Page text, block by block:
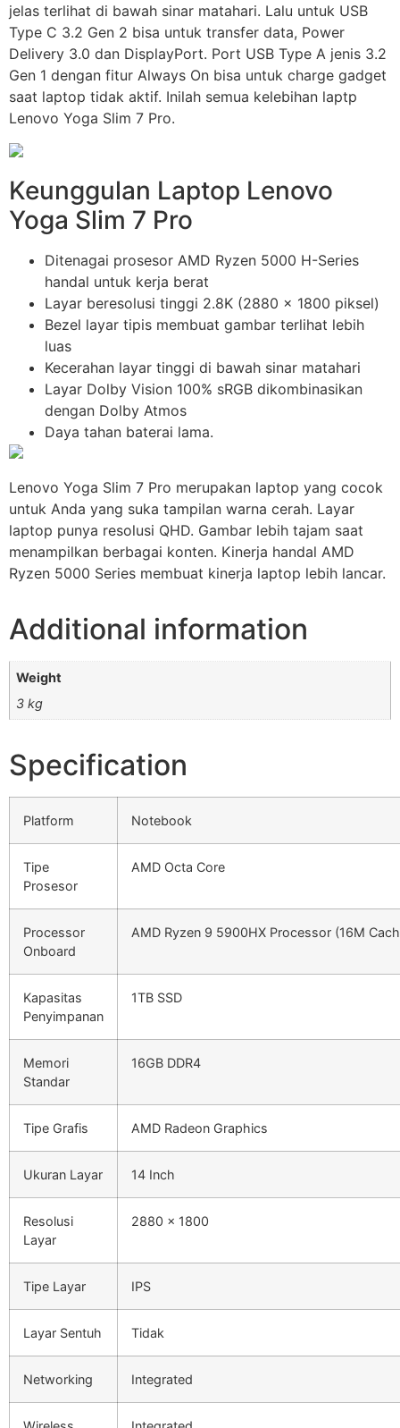
jelas terlihat di bawah sinar matahari. Lalu untuk USB
Type C 3.2 Gen 2 bisa untuk transfer data, Power
Delivery 3.0 dan DisplayPort. Port USB Type A jenis 3.2
Gen 1 dengan fitur Always On bisa untuk charge gadget
saat laptop tidak aktif. Inilah semua kelebihan laptp
Lenovo Yoga Slim 7 Pro.
Keunggulan Laptop Lenovo
Yoga Slim 7 Pro
Ditenagai prosesor AMD Ryzen 5000 H-Series
handal untuk kerja berat
Layar beresolusi tinggi 2.8K (2880 x 1800 piksel)
Bezel layar tipis membuat gambar terlihat lebih
luas
Kecerahan layar tinggi di bawah sinar matahari
Layar Dolby Vision 100% sRGB dikombinasikan
dengan Dolby Atmos
Daya tahan baterai lama.
Lenovo Yoga Slim 7 Pro merupakan laptop yang cocok
untuk Anda yang suka tampilan warna cerah. Layar
laptop punya resolusi QHD. Gambar lebih tajam saat
menampilkan berbagai konten. Kinerja handal AMD
Ryzen 5000 Series membuat kinerja laptop lebih lancar.
Additional information
Weight
3 kg
Specification
Platform Notebook
Tipe
Prosesor
AMD Octa Core
Processor
Onboard
AMD Ryzen 9 5900HX Processor (16M
Kapasitas
Penyimpanan
1TB SSD
Memori
Standar
16GB DDR4
Tipe Grafis AMD Radeon Graphics
Ukuran Layar 14 Inch
Resolusi
Layar
2880 x 1800
Tipe Layar IPS
Layar Sentuh Tidak
Networking Integrated